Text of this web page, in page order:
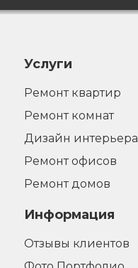
Услуги
Ремонт квартир
Ремонт комнат
Дизайн интерьера
Ремонт офисов
Ремонт домов
Информация
Отзывы клиентов